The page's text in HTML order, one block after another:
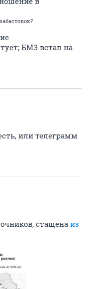
БМЗ встал на
или телеграмм
стащена из